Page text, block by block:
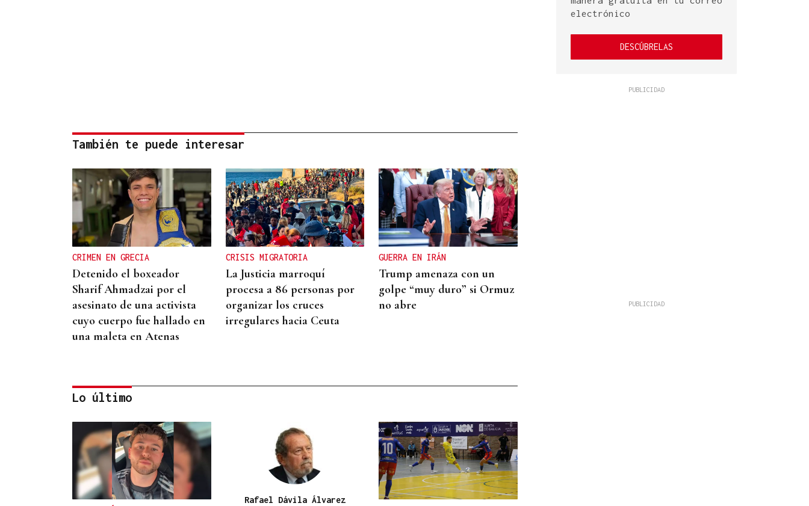
También te puede interesar
CRIMEN EN GRECIA
Detenido el boxeador
Sharif Ahmadzai por el
asesinato de una activista
cuyo cuerpo fue hallado en
una maleta en Atenas
CRISIS MIGRATORIA
La Justicia marroquí
procesa a 86 personas por
organizar los cruces
irregulares hacia Ceuta
GUERRA EN IRÁN
Trump amenaza con un
golpe “muy duro” si Ormuz
no abre
REPRESENTANTE DE EEUU EN
BRASILIA
EEUU revoca el visado de la
embajadora de Brasil en el
Lo último
Rafael Dávila Álvarez
electrónico
DESCÚBRELAS